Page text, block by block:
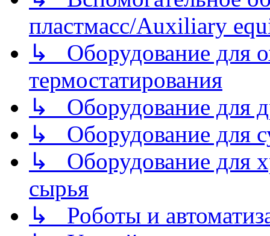
пластмасс/Auxiliary
↳ Оборудование для
термостатирования
↳ Оборудование для
↳ Оборудование для
↳ Оборудование для
сырья
↳ Роботы и